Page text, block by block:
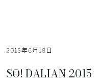
2015年6月18日
SO! DALIAN 2015